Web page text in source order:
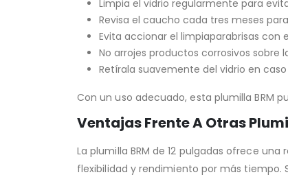
Limpia el vidrio regularmente para
Revisa el caucho cada tres meses
Evita accionar el limpiaparabrisas con
No arrojes productos corrosivos sobre
Retírala suavemente del vidrio en
Con un uso adecuado, esta plumilla BRM
Ventajas Frente A Otras
La plumilla BRM de 12 pulgadas ofrece
flexibilidad y rendimiento por más tiempo.